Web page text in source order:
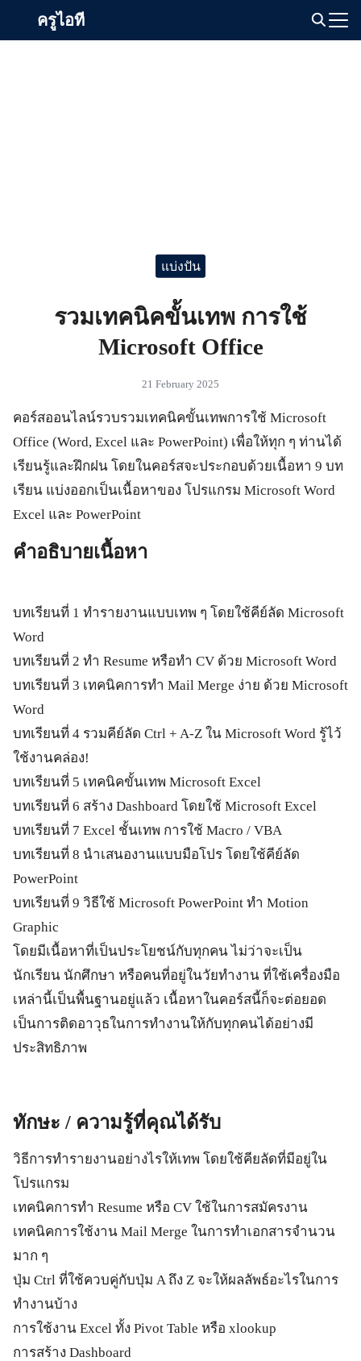
ครูไอที
แบ่งปัน
รวมเทคนิคขั้นเทพ การใช้
Microsoft Office
21 February 2025
คอร์สออนไลน์รวบรวมเทคนิคขั้นเทพการใช้ Microsoft
Office (Word, Excel และ PowerPoint) เพื่อให้ทุก ๆ ท่านได้
เรียนรู้และฝึกฝน โดยในคอร์สจะประกอบด้วยเนื้อหา 9 บท
เรียน แบ่งออกเป็นเนื้อหาของ โปรแกรม Microsoft Word
Excel และ PowerPoint
คำอธิบายเนื้อหา
บทเรียนที่ 1 ทำรายงานแบบเทพ ๆ โดยใช้คีย์ลัด Microsoft
Word
บทเรียนที่ 2 ทำ Resume หรือทำ CV ด้วย Microsoft Word
บทเรียนที่ 3 เทคนิคการทำ Mail Merge ง่าย ด้วย Microsoft
Word
บทเรียนที่ 4 รวมคีย์ลัด Ctrl + A-Z ใน Microsoft Word รู้ไว้
ใช้งานคล่อง!
บทเรียนที่ 5 เทคนิคขั้นเทพ Microsoft Excel
บทเรียนที่ 6 สร้าง Dashboard โดยใช้ Microsoft Excel
บทเรียนที่ 7 Excel ชั้นเทพ การใช้ Macro / VBA
บทเรียนที่ 8 นำเสนองานแบบมือโปร โดยใช้คีย์ลัด
PowerPoint
บทเรียนที่ 9 วิธีใช้ Microsoft PowerPoint ทำ Motion
Graphic
โดยมีเนื้อหาที่เป็นประโยชน์กับทุกคน ไม่ว่าจะเป็น
นักเรียน นักศึกษา หรือคนที่อยู่ในวัยทำงาน ที่ใช้เครื่องมือ
เหล่านี้เป็นพื้นฐานอยู่แล้ว เนื้อหาในคอร์สนี้ก็จะต่อยอด
เป็นการติดอาวุธในการทำงานให้กับทุกคนได้อย่างมี
ประสิทธิภาพ
ทักษะ / ความรู้ที่คุณได้รับ
วิธีการทำรายงานอย่างไรให้เทพ โดยใช้คียลัดที่มีอยู่ใน
โปรแกรม
เทคนิคการทำ Resume หรือ CV ใช้ในการสมัครงาน
เทคนิคการใช้งาน Mail Merge ในการทำเอกสารจำนวน
มาก ๆ
ปุ่ม Ctrl ที่ใช้ควบคู่กับปุ่ม A ถึง Z จะให้ผลลัพธ์อะไรในการ
ทำงานบ้าง
การใช้งาน Excel ทั้ง Pivot Table หรือ xlookup
การสร้าง Dashboard